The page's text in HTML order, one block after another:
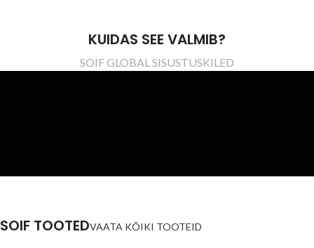
KUIDAS SEE VALMIB?
SOIF GLOBAL SISUSTUSKILED
SOIF TOOTEDVAATA KÕIKI TOOTEID